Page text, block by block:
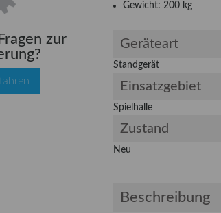
Gewicht: 200 kg
Geräteart
Standgerät
Einsatzgebiet
Spielhalle
Zustand
Neu
Beschreibung
zur